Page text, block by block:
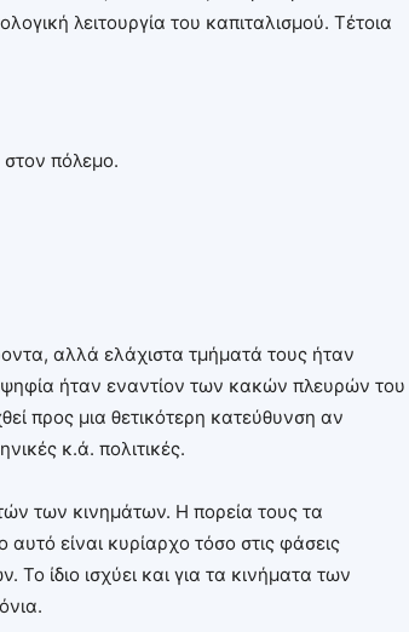
λειτουργία του καπιταλισμού. Τέτοια
στον πόλεμο.
αλλά ελάχιστα τμήματά τους ήταν
ήταν εναντίον των κακών πλευρών του
προς μια θετικότερη κατεύθυνση αν
κ.ά. πολιτικές.
των κινημάτων. Η πορεία τους τα
αυτό είναι κυρίαρχο τόσο στις φάσεις
ίδιο ισχύει και για τα κινήματα των